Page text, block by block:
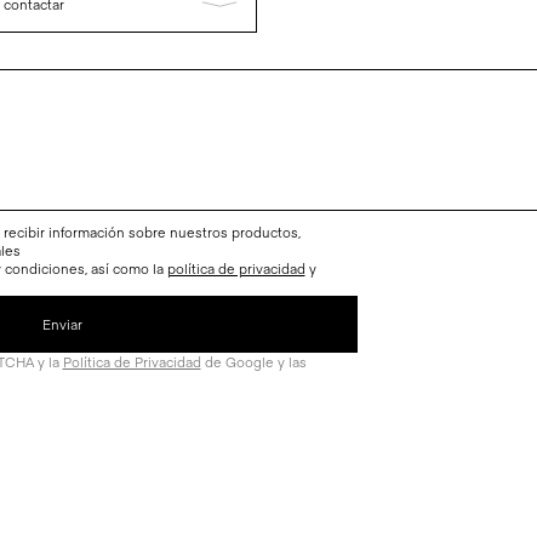
información sobre nuestros productos,
así como la política de privacidad y
y la Política de Privacidad de Google y las